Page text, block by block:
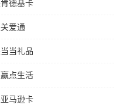
德基卡
爱通
当礼品
点生活
马逊卡